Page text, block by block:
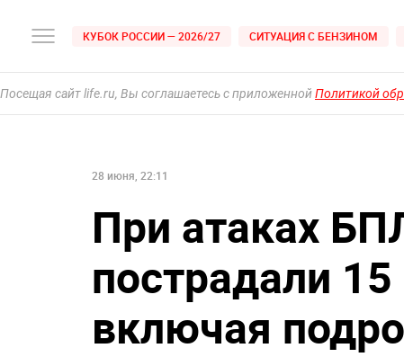
КУБОК РОССИИ — 2026/27 СИТУАЦИЯ С БЕНЗИНОМ
Посещая сайт life.ru, Вы соглашаетесь с приложеннойПолитикой
28 июня, 22:11
При атаках
пострадали
включая